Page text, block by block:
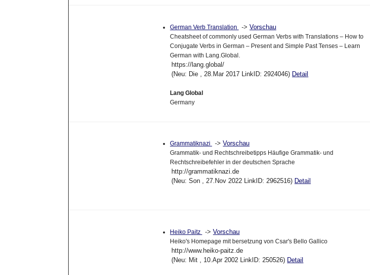
German Verb Translation ->Vorschau
Cheatsheet of commonly used German Verbs with Translations – How to
Conjugate Verbs in German – Present and Simple Past Tenses – Learn
German with Lang.Global.
https://lang.global/
(Neu: Die , 28.Mar 2017 LinkID: 2924046) Detail
Lang Global
Germany
Grammatiknazi ->Vorschau
Grammatik- und Rechtschreibetipps Häufige Grammatik- und
Rechtschreibefehler in der deutschen Sprache
http://grammatiknazi.de
(Neu: Son , 27.Nov 2022 LinkID: 2962516) Detail
Heiko Paitz ->Vorschau
Heiko's Homepage mit bersetzung von Csar's Bello Gallico
http://www.heiko-paitz.de
(Neu: Mit , 10.Apr 2002 LinkID: 250526) Detail